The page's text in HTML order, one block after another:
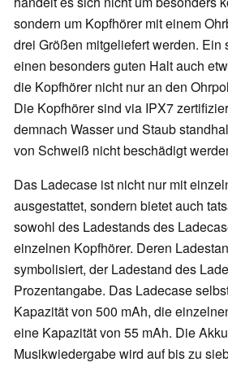
sondern um Kopfhörer mit einem
drei Größen mitgeliefert werden. Ein
einen besonders guten Halt auch
die Kopfhörer nicht nur an den
Die Kopfhörer sind via IPX7
demnach Wasser und Staub
von Schweiß nicht beschädigt
Das Ladecase ist nicht nur mit
ausgestattet, sondern bietet auch
sowohl des Ladestands des
einzelnen Kopfhörer. Deren
symbolisiert, der Ladestand des
Prozentangabe. Das Ladecase
Kapazität von 500 mAh, die
eine Kapazität von 55 mAh. Die
Musikwiedergabe wird auf bis zu